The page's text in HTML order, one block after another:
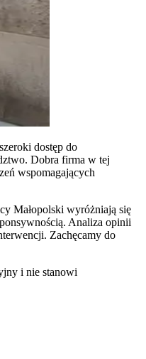
dostęp do
Dobra firma w tej
wspomagających
Małopolski wyróżniają się
Analiza opinii
Zachęcamy do
i nie stanowi